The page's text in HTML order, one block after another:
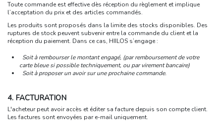
Toute commande est effective dès réception du règlement et implique
l’acceptation du prix et des articles commandés.
Les produits sont proposés dans la limite des stocks disponibles. Des
ruptures de stock peuvent subvenir entre la commande du client et la
réception du paiement. Dans ce cas, HIILOS s’engage :
Soit à rembourser le montant engagé, (par remboursement de votre
carte bleue si possible techniquement, ou par virement bancaire)
Soit à proposer un avoir sur une prochaine commande.
4. FACTURATION
L'acheteur peut avoir accès et éditer sa facture depuis son compte client.
Les factures sont envoyées par e-mail uniquement.